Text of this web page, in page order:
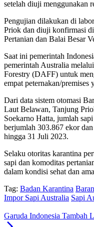
setelah diuji menggunakan
Pengujian dilakukan di
Priok dan diuji konfirmasi
Pertanian dan Balai Besar
Saat ini pemerintah
pemerintah Australia
Forestry (DAFF) untuk
empat peternakan/premises
Dari data sistem otomasi
Laut Belawan, Tanjung
Soekarno Hatta, jumlah
berjumlah 303.867 ekor
hingga 31 Juli 2023.
Selaku otoritas karantina
sapi dan komoditas
dalam kondisi sehat dan
Tag: Badan Karantina
Impor Sapi Australia Sapi
Garuda Indonesia Tambah